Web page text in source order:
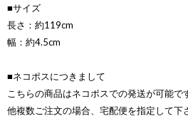
■サイズ
長さ：約119cm
幅：約4.5cm
■ネコポスにつきまして
こちらの商品はネコポスでの発送が可能で
他複数ご注文の場合、宅配便を指定して下